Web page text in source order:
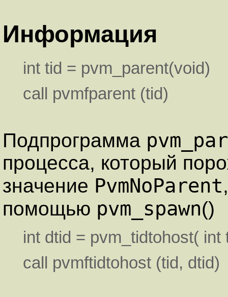
Информация
int tid = pvm_parent(void)
call pvmfparent (tid)
Подпрограмма
процесса, который
значение PvmNoParent
помощью pvm_spawn()
int dtid = pvm_tidtohost( int
call pvmftidtohost (tid, dtid)